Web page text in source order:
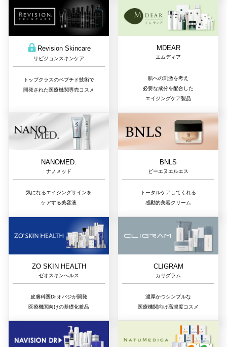
Revision Skincare
リビジョンスキンケア
トップクラスのペプチド技術で
開発された医療機関専売コスメ
MDEAR
エムディア
肌への刺激を考え
必要な成分を配合した
エイジングケア製品
NANOMED.
ナノメッド
気になるエイジングサインを
ケアする美容液
BNLS
ビーエヌエルエス
トータルケアしてくれる
感動的美容クリーム
ZO SKIN HEALTH
ゼオスキンへルス
皮膚科医Dr.オバジが開発
医療機関向けの基礎化粧品
CLIGRAM
カリグラム
濃厚かつシンプルな
医療機関向け高濃度コスメ